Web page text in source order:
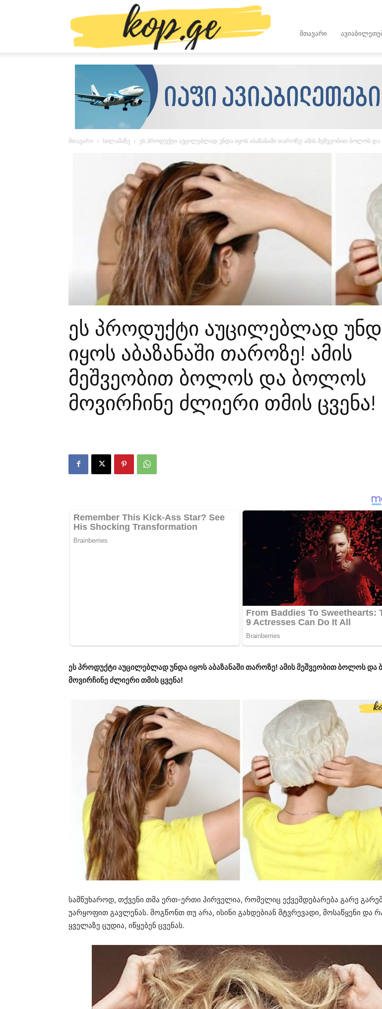
kop.ge
ᲛᲗᲐᲕᲐᲠᲘ
მთავარი სილამაზე ეს პროდუქტი აუცილებლად უნდა იყოს აბაზანაში თაროზე! ამის მეშვეობით ბოლოს
ეს პროდუქტი აუცილებლად
იყოს აბაზანაში თაროზე! ამის
მეშვეობით ბოლოს და ბოლოს
მოვირჩინე ძლიერი თმის ცვენა!
ეს პროდუქტი აუცილებლად უნდა იყოს აბაზანაში თაროზე! ამის მეშვეობით ბოლოს
მოვირჩინე ძლიერი თმის ცვენა!
სამწუხაროდ, თქვენი თმა ერთ-ერთი პირველია, რომელიც ექვემდებარება გარე
უარყოფით გავლენას. მოგწონთ თუ არა, ისინი გახდებიან მტვრევადი, მოსაწყენი და
ყველაზე ცუდია, იწყებენ ცვენას.